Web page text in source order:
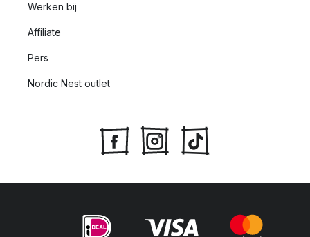
Werken bij
Affiliate
Pers
Nordic Nest outlet